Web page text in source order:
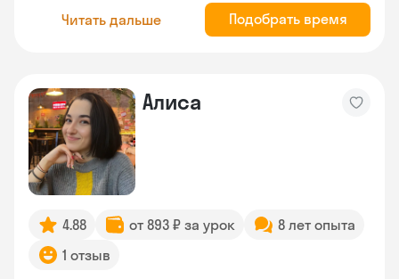
Читать дальше Подобрать время
Алиса
4.88 от 893 ₽ за урок
8 лет опыта
1 отзыв